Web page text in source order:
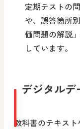
定期テストの
や、誤答箇所
価問題の解説
しています。
デジタルデ
教科書のテキス